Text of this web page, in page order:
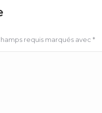
requis marqués avec *